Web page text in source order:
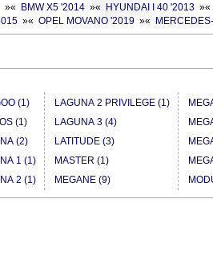
»« BMW X5 '2014 »« HYUNDAI I 40 '2013 »«
»« OPEL MOVANO '2019 »«
(1)
(1)
(2)
1 (1)
2 (1)
LAGUNA 2 PRIVILEGE (1)
LAGUNA 3 (4)
LATITUDE (3)
MASTER (1)
MEGANE (9)